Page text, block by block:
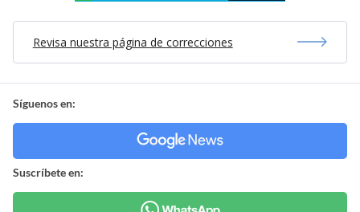
Revisa nuestra página de correcciones
Síguenos en:
Suscríbete en: